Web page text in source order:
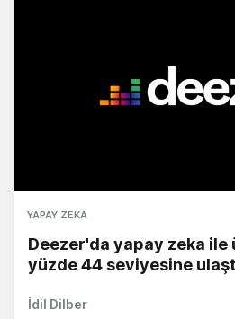
YAPAY ZEKA
Deezer'da yapay zeka ile
yüzde 44 seviyesine
İdil Dilber